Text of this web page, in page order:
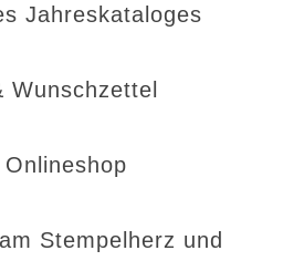
Jahreskataloges
Wunschzettel
Onlineshop
Stempelherz und